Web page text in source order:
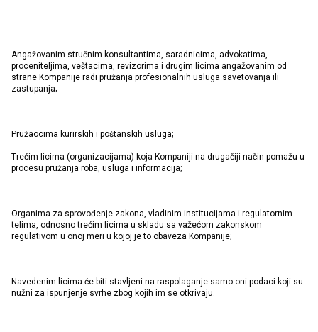
Angažovanim stručnim konsultantima, saradnicima, advokatima,
proceniteljima, veštacima, revizorima i drugim licima angažovanim od
strane Kompanije radi pružanja profesionalnih usluga savetovanja ili
zastupanja;
Pružaocima kurirskih i poštanskih usluga;
Trećim licima (organizacijama) koja Kompaniji na drugačiji način pomažu u
procesu pružanja roba, usluga i informacija;
Organima za sprovođenje zakona, vladinim institucijama i regulatornim
telima, odnosno trećim licima u skladu sa važećom zakonskom
regulativom u onoj meri u kojoj je to obaveza Kompanije;
Navedenim licima će biti stavljeni na raspolaganje samo oni podaci koji su
nužni za ispunjenje svrhe zbog kojih im se otkrivaju.